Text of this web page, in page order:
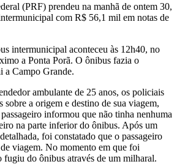
(PRF) prendeu na manhã de ontem 30,
com R$ 56,1 mil em notas de
intermunicipal aconteceu às 12h40, no
a Ponta Porã. O ônibus fazia o
a Campo Grande.
ambulante de 25 anos, os policiais
sobre a origem e destino de sua viagem,
informou que não tinha nenhuma
na parte inferior do ônibus. Após um
foi constatado que o passageiro
viagem. No momento em que foi
fugiu do ônibus através de um milharal.